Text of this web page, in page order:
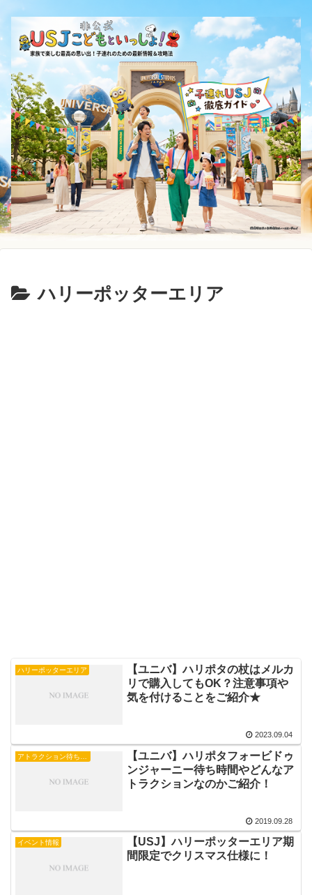
ハリーポッターエリア
ハリーポッターエリア
【ユニバ】ハリポタの杖はメルカ
リで購入してもOK？注意事項や
気を付けることをご紹介★
2023.09.04
【ユニバ】ハリポタフォービドゥ
ンジャーニー待ち時間やどんなア
トラクションなのかご紹介！
2019.09.28
イベント情報
【USJ】ハリーポッターエリア期
間限定でクリスマス仕様に！